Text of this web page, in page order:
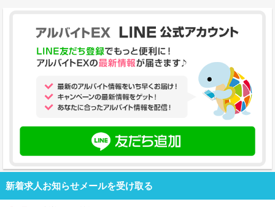
新着求人お知らせメールを受け取る